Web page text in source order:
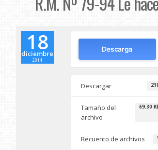
18
diciembre
2014
Descarga
Descargar
Tamaño del
archivo
69.30
Recuento de archivos